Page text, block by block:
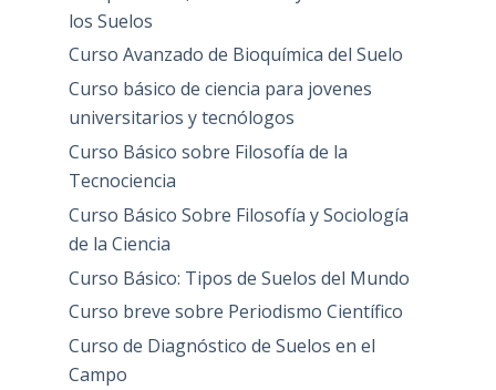
los Suelos
Curso Avanzado de Bioquímica del Suelo
Curso básico de ciencia para jovenes
universitarios y tecnólogos
Curso Básico sobre Filosofía de la
Tecnociencia
Curso Básico Sobre Filosofía y Sociología
de la Ciencia
Curso Básico: Tipos de Suelos del Mundo
Curso breve sobre Periodismo Científico
Curso de Diagnóstico de Suelos en el
Campo